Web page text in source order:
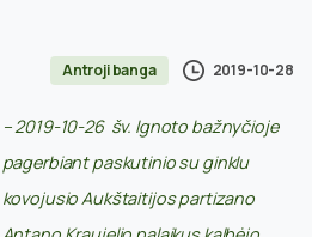
Antroji banga 2019-10-28
– 2019-10-26 šv. Ignoto bažnyčioje
pagerbiant paskutinio su ginklu
kovojusio Aukštaitijos partizano